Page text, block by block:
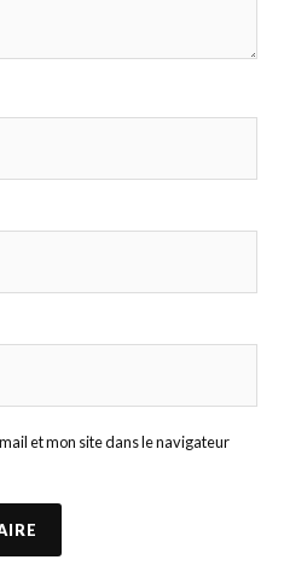
et mon site dans le navigateur